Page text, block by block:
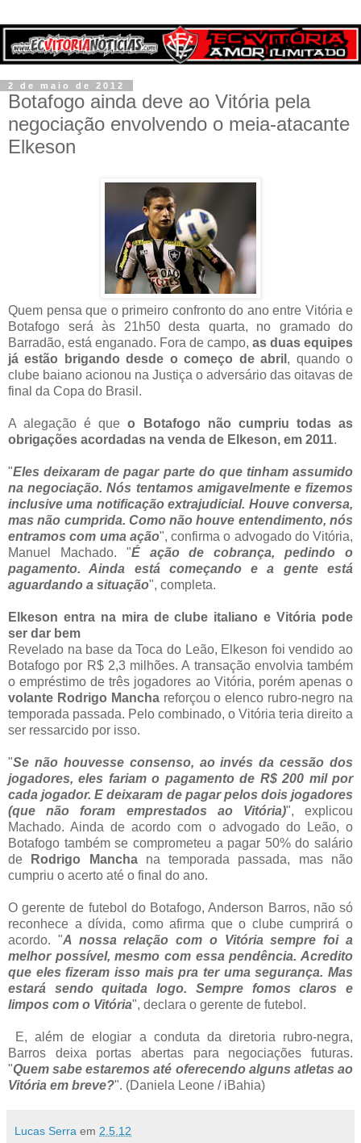
2 de maio de 2012
Botafogo ainda deve ao Vitória pela
negociação envolvendo o meia-atacante
Elkeson
Quem pensa que o primeiro confronto do ano entre Vitória e
Botafogo será às 21h50 desta quarta, no gramado do
Barradão, está enganado. Fora de campo, as duas equipes
já estão brigando desde o começo de abril , quando o
clube baiano acionou na Justiça o adversário das oitavas de
final da Copa do Brasil.
A alegação é queo Botafogo não cumpriu todas as
obrigações acordadas na venda de Elkeson, em 2011.
"Eles deixaram de pagar parte do que tinham assumido
na negociação. Nós tentamos amigavelmente e fizemos
inclusive uma notificação extrajudicial. Houve conversa,
mas não cumprida. Como não houve entendimento, nós
entramos com uma ação", confirma o advogado do Vitória,
Manuel Machado. "É ação de cobrança, pedindo o
pagamento. Ainda está começando e a gente está
aguardando a situação", completa.
Elkeson entra na mira de clube italiano e Vitória pode
ser dar bem
Revelado na base da Toca do Leão, Elkeson foi vendido ao
Botafogo por R$ 2,3 milhões. A transação envolvia também
o empréstimo de três jogadores ao Vitória, porém apenas o
volante Rodrigo Manchareforçou o elenco rubro-negro na
temporada passada. Pelo combinado, o Vitória teria direito a
ser ressarcido por isso.
"Se não houvesse consenso, ao invés da cessão dos
jogadores, eles fariam o pagamento de R$ 200 mil por
cada jogador. E deixaram de pagar pelos dois jogadores
(que não foram emprestados ao Vitória)", explicou
Machado. Ainda de acordo com o advogado do Leão, o
Botafogo também se comprometeu a pagar 50% do salário
de
Rodrigo Manchana temporada passada, mas não
cumpriu o acerto até o final do ano.
O gerente de futebol do Botafogo, Anderson Barros, não só
reconhece a dívida, como afirma que o clube cumprirá o
acordo. "A nossa relação com o Vitória sempre foi a
melhor possível, mesmo com essa pendência. Acredito
que eles fizeram isso mais pra ter uma segurança. Mas
estará sendo quitada logo. Sempre fomos claros e
limpos com o Vitória", declara o gerente de futebol.
E, além de elogiar a conduta da diretoria rubro-negra,
Barros deixa portas abertas para negociações futuras.
"Quem sabe estaremos até oferecendo alguns atletas ao
Vitória em breve?". (Daniela Leone / iBahia)
Lucas Serra em 2.5.12